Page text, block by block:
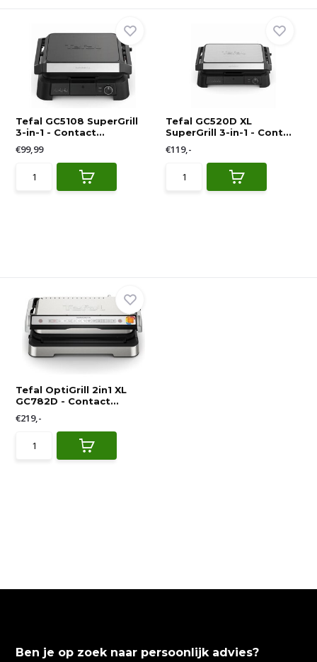
Tefal GC5108 SuperGrill
3-in-1 - Contact...
€99,99
Tefal GC520D XL
SuperGrill 3-in-1 - Cont...
€119,-
Tefal OptiGrill 2in1 XL
GC782D - Contact...
€219,-
Ben je op zoek naar persoonlijk advies?